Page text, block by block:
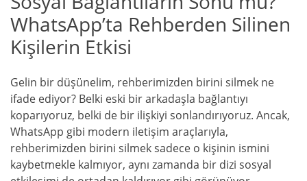
WhatsApp’ta Rehberden Silinen
Kişilerin Etkisi
Gelin bir düşünelim, rehberimizden birini silmek ne
ifade ediyor? Belki eski bir arkadaşla bağlantıyı
koparıyoruz, belki de bir ilişkiyi sonlandırıyoruz. Ancak,
WhatsApp gibi modern iletişim araçlarıyla,
rehberimizden birini silmek sadece o kişinin ismini
kaybetmekle kalmıyor, aynı zamanda bir dizi sosyal